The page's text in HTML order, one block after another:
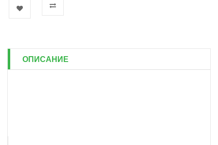
ОПИСАНИЕ